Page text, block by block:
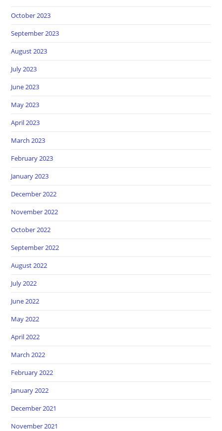
October 2023
September 2023
August 2023
July 2023
June 2023
May 2023
April 2023
March 2023
February 2023
January 2023
December 2022
November 2022
October 2022
September 2022
August 2022
July 2022
June 2022
May 2022
April 2022
March 2022
February 2022
January 2022
December 2021
November 2021